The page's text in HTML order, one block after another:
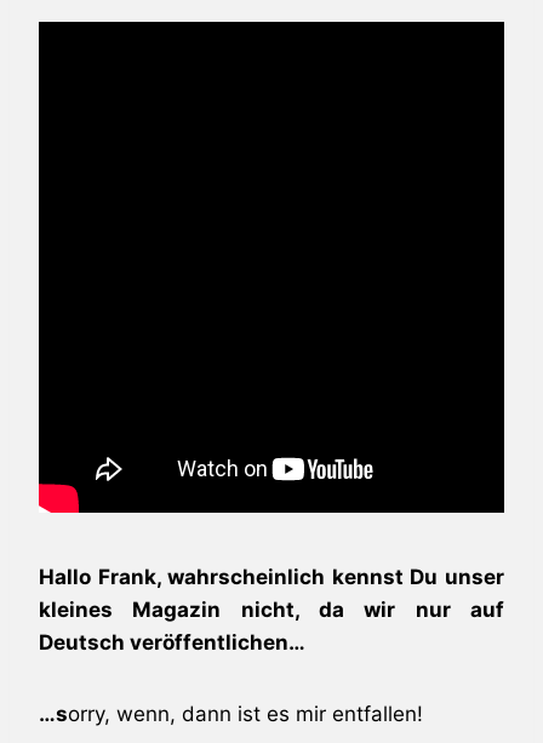
Hallo Frank, wahrscheinlich kennst Du unser
kleines Magazin nicht, da wir nur auf
Deutsch veröffentlichen…
…sorry, wenn, dann ist es mir entfallen!